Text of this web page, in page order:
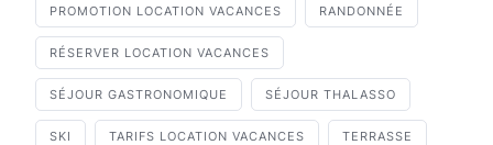
PROMOTION LOCATION VACANCES RANDONNÉE
RÉSERVER LOCATION VACANCES
SÉJOUR GASTRONOMIQUE SÉJOUR THALASSO
SKI TARIFS LOCATION VACANCES TERRASSE